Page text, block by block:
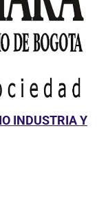
INDUSTRIA Y